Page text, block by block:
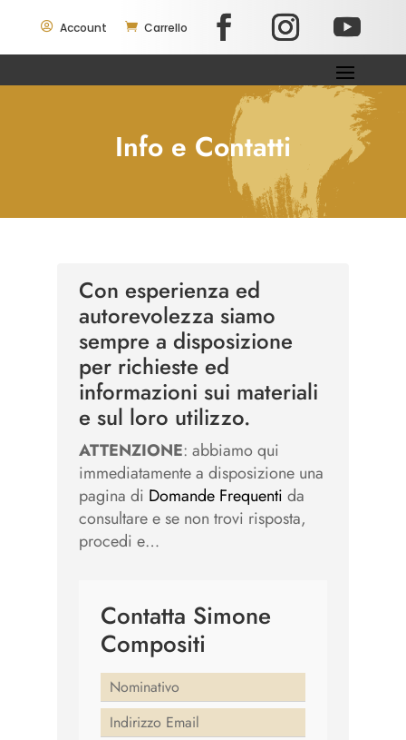
 Account  Carrello
Info e Contatti
Con esperienza ed
autorevolezza siamo
sempre a disposizione
per richieste ed
informazioni sui materiali
e sul loro utilizzo.
ATTENZIONE: abbiamo qui
immediatamente a disposizione una
pagina di Domande Frequenti da
consultare e se non trovi risposta,
procedi e…
Contatta Simone
Compositi